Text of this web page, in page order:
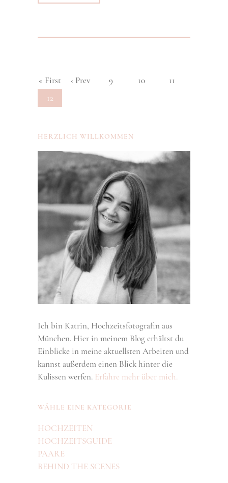
« First ‹ Prev 9 10
11
12
HERZLICH WILLKOMMEN
Ich bin Katrin, Hochzeitsfotografin aus
München. Hier in meinem Blog erhältst du
Einblicke in meine aktuellsten Arbeiten und
kannst außerdem einen Blick hinter die
Kulissen werfen. Erfahre mehr über mich.
WÄHLE EINE KATEGORIE
HOCHZEITEN
HOCHZEITSGUIDE
PAARE
BEHIND THE SCENES